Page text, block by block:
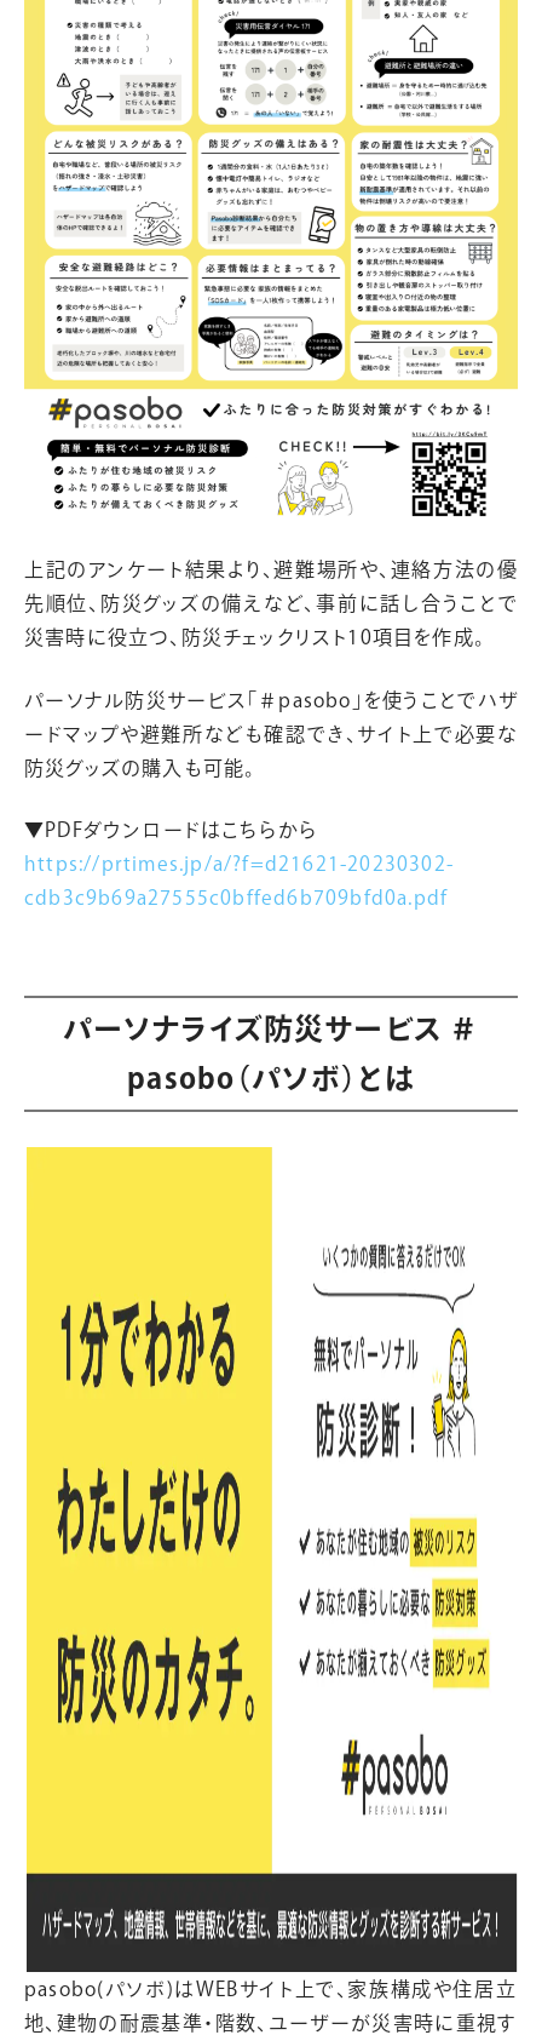
上記のアンケート結果より、避難場所や、連絡方法の優
先順位、防災グッズの備えなど、事前に話し合うことで
災害時に役立つ、防災チェックリスト10項目を作成。
パーソナル防災サービス「＃pasobo」を使うことでハザ
ードマップや避難所なども確認でき、サイト上で必要な
防災グッズの購入も可能。
▼PDFダウンロードはこちらから
https://prtimes.jp/a/?f=d21621-20230302-
cdb3c9b69a27555c0bffed6b709bfd0a.pdf
パーソナライズ防災サービス ＃
pasobo（パソボ）とは
pasobo(パソボ)はWEBサイト上で、家族構成や住居立
地、建物の耐震基準・階数、ユーザーが災害時に重視す